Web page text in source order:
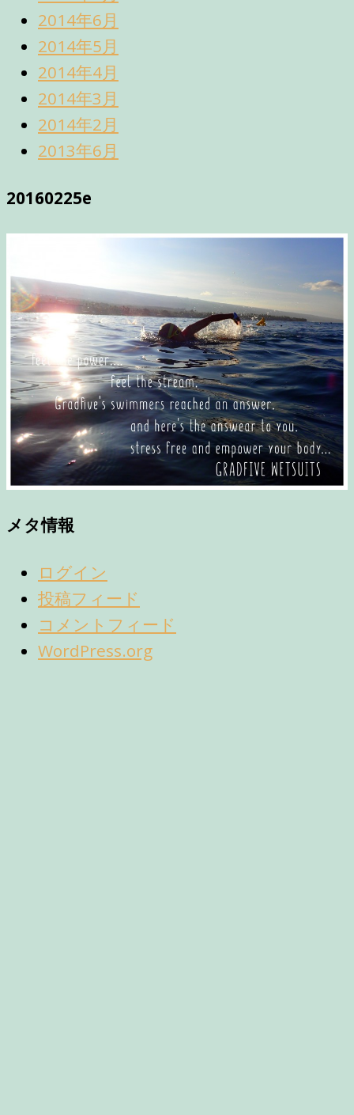
2014年6月
2014年5月
2014年4月
2014年3月
2014年2月
2013年6月
20160225e
メタ情報
ログイン
投稿フィード
コメントフィード
WordPress.org